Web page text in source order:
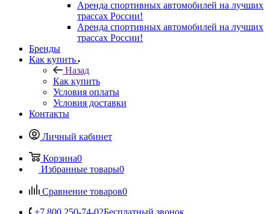
Аренда спортивных автомобилей на лучших
трассах России!
Аренда спортивных автомобилей на лучших
трассах России!
Бренды
Как купить
Назад
Как купить
Условия оплаты
Условия доставки
Контакты
Личный кабинет
Корзина0
Избранные товары0
Сравнение товаров0
+7 800 250-74-02Бесплатный звонок